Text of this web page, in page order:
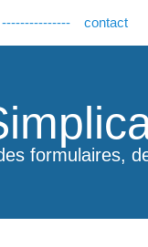
--------------- contact
formulaires,